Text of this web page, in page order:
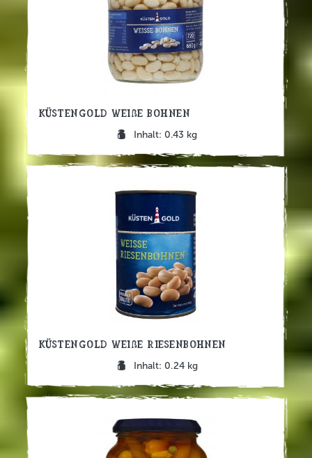
Küstengold Weiße Bohnen
Inhalt: 0.43 kg
Küstengold Weiße Riesenbohnen
Inhalt: 0.24 kg